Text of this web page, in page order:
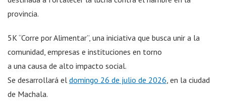
provincia.
5K “Corre por Alimentar”, una iniciativa que busca unir a la
comunidad, empresas e instituciones en torno
a una causa de alto impacto social.
Se desarrollará el domingo 26 de julio de 2026 , en la ciudad
de Machala.